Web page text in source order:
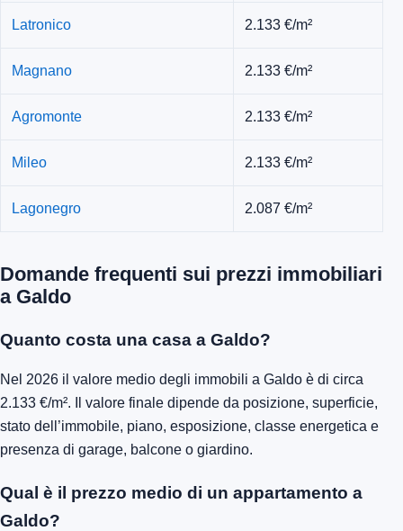
Latronico 2.133 €/m²
Magnano 2.133 €/m²
Agromonte 2.133 €/m²
Mileo 2.133 €/m²
Lagonegro 2.087 €/m²
Domande frequenti sui prezzi immobiliari
a Galdo
Quanto costa una casa a Galdo?
Nel 2026 il valore medio degli immobili a Galdo è di circa
2.133 €/m². Il valore finale dipende da posizione, superficie,
stato dell’immobile, piano, esposizione, classe energetica e
presenza di garage, balcone o giardino.
Qual è il prezzo medio di un appartamento a
Galdo?